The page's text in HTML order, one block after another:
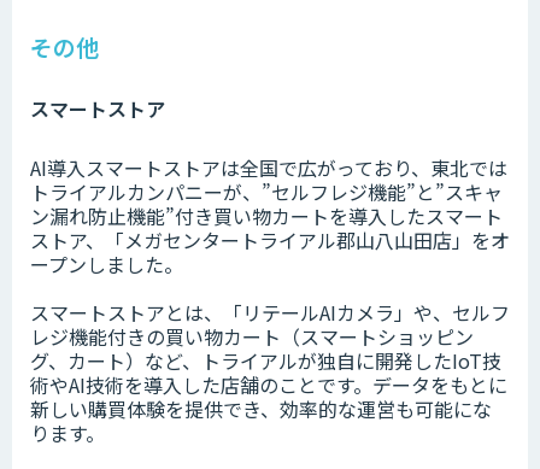
その他
スマートストア
AI導入スマートストアは全国で広がっており、東北では
トライアルカンパニーが、”セルフレジ機能”と”スキャ
ン漏れ防止機能”付き買い物カートを導入したスマート
ストア、「メガセンタートライアル郡山八山田店」をオ
ープンしました。
スマートストアとは、「リテールAIカメラ」や、セルフ
レジ機能付きの買い物カート（スマートショッピン
グ、カート）など、トライアルが独自に開発したIoT技
術やAI技術を導入した店舗のことです。データをもとに
新しい購買体験を提供でき、効率的な運営も可能にな
ります。